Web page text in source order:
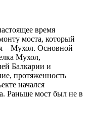
время
моста, который
– Мухол. Основной
Мухол,
Балкарии и
протяженность
начался
Раньше мост был не в